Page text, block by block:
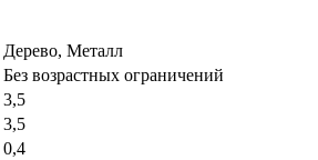
Дерево, Металл
Без возрастных ограничений
3,5
3,5
0,4